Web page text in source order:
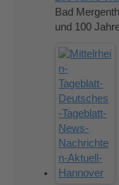
Bad
und 100